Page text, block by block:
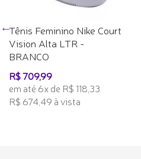
Tênis Feminino Nike Court
Vision Alta LTR -
BRANCO
R$ 709,99
em até 6x de R$ 118,33
R$ 674,49 à vista